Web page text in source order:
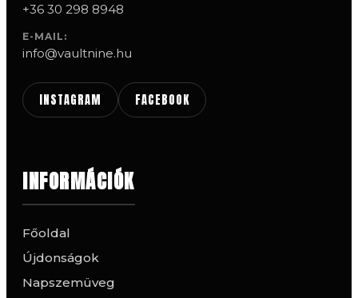
+36 30 298 8948
E-MAIL:
info@vaultnine.hu
INSTAGRAM FACEBOOK
INFORMÁCIÓK
Főoldal
Újdonságok
Napszemüveg